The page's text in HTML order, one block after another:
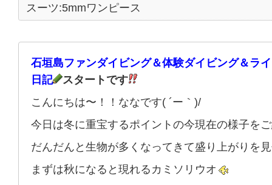
スーツ:5mmワンピース
石垣島ファンダイビング＆体験ダイビング＆ラ
日記
スタートです
こんにちは〜！！ななです( ´ー｀)/
今日は冬に重宝するポイントの今現在の様子を
だんだんと生物が多くなってきて盛り上がりを
まずは秋になると現れるカミソリウオ